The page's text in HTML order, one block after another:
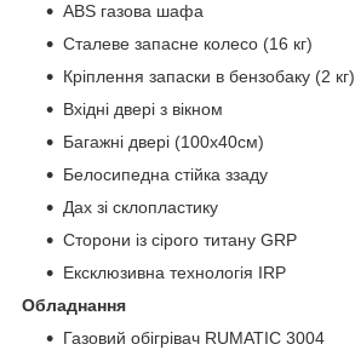
АBS газова шафа
Сталеве запасне колесо (16 кг)
Кріплення запаски в бензобаку (2 кг)
Вхідні двері з вікном
Багажні двері (100x40см)
Белосипедна стійка ззаду
Дах зі склопластику
Сторони із сірого титану GRP
Ексклюзивна технологія IRP
Обладнання
Газовий обігрівач RUMATIC 3004